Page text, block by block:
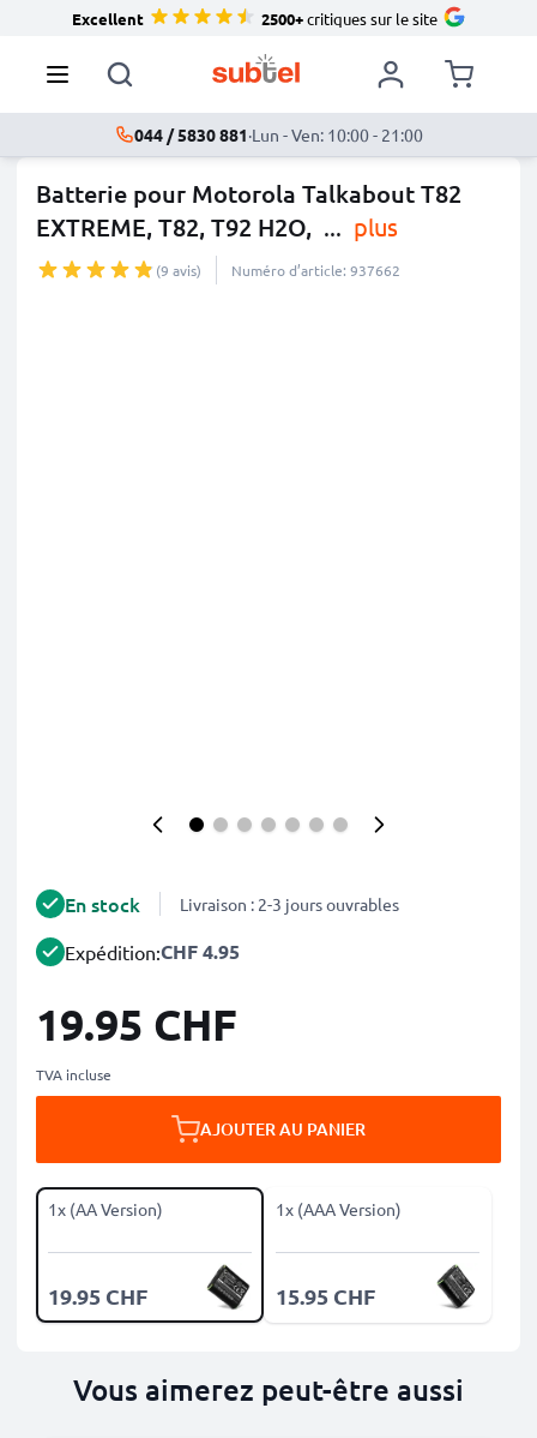
Excellent 2500+critiques sur le site
044 / 5830 881·Lun - Ven: 10:00 - 21:00
Batterie pour Motorola Talkabout T82
EXTREME, T82, T92 H2O, ... plus
(9 avis) Numéro d’article: 937662
En stock Livraison : 2-3 jours ouvrables
Expédition:CHF 4.95
19.95 CHF
TVA incluse
AJOUTER AU PANIER
1x (AA Version)
19.95 CHF
1x (AAA Version)
15.95 CHF
Vous aimerez peut-être aussi